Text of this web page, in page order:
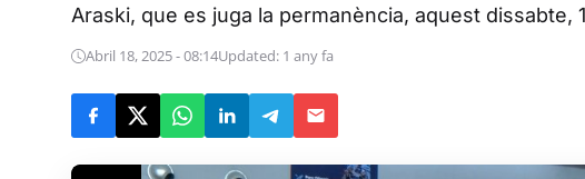
Araski, que es juga la permanència, aquest dissabte,
Abril 18, 2025 - 08:14Updated: 1 any fa